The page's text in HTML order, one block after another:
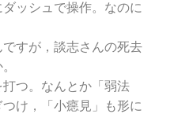
ッシュで操作。なのに
すが，談志さんの死去
つ。なんとか「弱法
け，「小癋見」も形に